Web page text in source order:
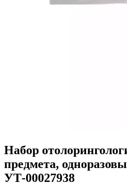
Набор
предмета,
УТ-00027938